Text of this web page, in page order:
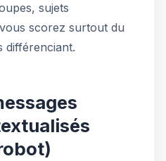
sujets
scorez surtout du
différenciant.